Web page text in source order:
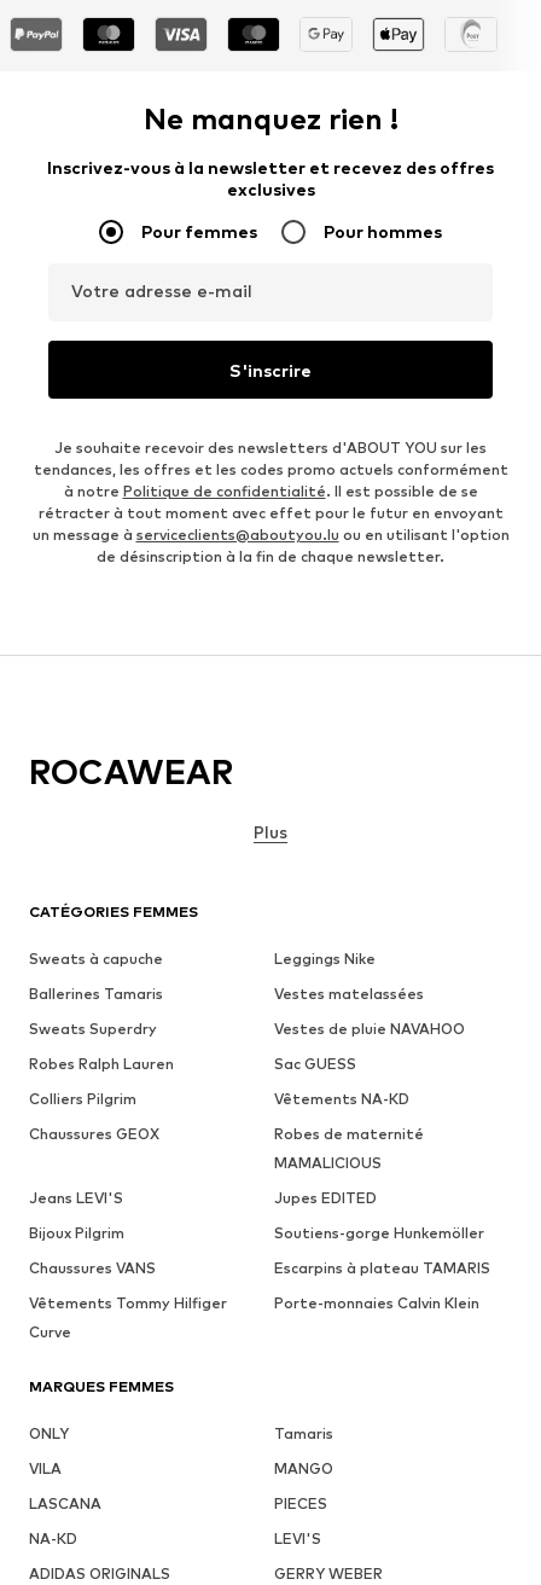
Ne manquez rien !
Inscrivez-vous à la newsletter et recevez des offres
exclusives
Pour femmes Pour hommes
Votre adresse e-mail
S'inscrire
Je souhaite recevoir des newsletters d'ABOUT YOU sur les
tendances, les offres et les codes promo actuels conformément
à notre Politique de confidentialité. Il est possible de se
rétracter à tout moment avec effet pour le futur en envoyant
un message à serviceclients@aboutyou.lu ou en utilisant l'option
de désinscription à la fin de chaque newsletter.
CATÉGORIES FEMMES
Sweats à capuche
Leggings Nike
Ballerines Tamaris
Vestes matelassées
Sweats Superdry
Vestes de pluie NAVAHOO
Robes Ralph Lauren
Sac GUESS
Colliers Pilgrim
Vêtements NA-KD
Chaussures GEOX
Robes de maternité
MAMALICIOUS
Jeans LEVI'S
Jupes EDITED
Bijoux Pilgrim
Soutiens-gorge Hunkemöller
Chaussures VANS
Escarpins à plateau TAMARIS
Vêtements Tommy Hilfiger
Curve
Porte-monnaies Calvin Klein
MARQUES FEMMES
ONLY
Tamaris
VILA
MANGO
LASCANA
PIECES
NA-KD
LEVI'S
ADIDAS ORIGINALS
GERRY WEBER
ROCAWEAR
Plus